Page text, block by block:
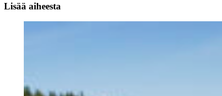
Lisää aiheesta